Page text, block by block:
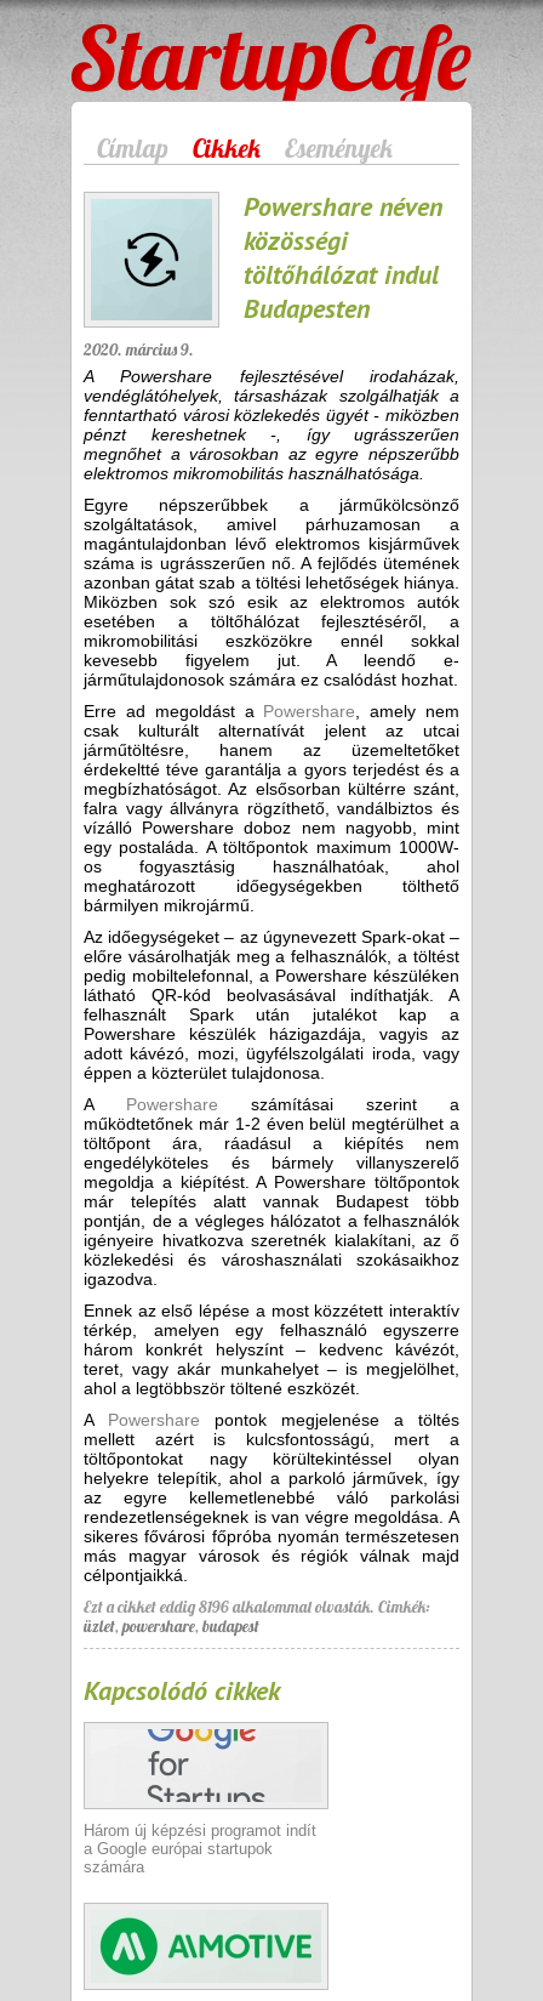
StartupCafe
Címlap Cikkek Események
Powershare néven
közösségi
töltőhálózat indul
Budapesten
2020. március 9.
A Powershare fejlesztésével irodaházak,
vendéglátóhelyek, társasházak szolgálhatják a
fenntartható városi közlekedés ügyét - miközben
pénzt kereshetnek -, így ugrásszerűen
megnőhet a városokban az egyre népszerűbb
elektromos mikromobilitás használhatósága.
Egyre népszerűbbek a járműkölcsönző
szolgáltatások, amivel párhuzamosan a
magántulajdonban lévő elektromos kisjárművek
száma is ugrásszerűen nő. A fejlődés ütemének
azonban gátat szab a töltési lehetőségek hiánya.
Miközben sok szó esik az elektromos autók
esetében a töltőhálózat fejlesztéséről, a
mikromobilitási eszközökre ennél sokkal
kevesebb figyelem jut. A leendő e-
járműtulajdonosok számára ez csalódást hozhat.
Erre ad megoldást a Powershare , amely nem
csak kulturált alternatívát jelent az utcai
járműtöltésre, hanem az üzemeltetőket
érdekeltté téve garantálja a gyors terjedést és a
megbízhatóságot. Az elsősorban kültérre szánt,
falra vagy állványra rögzíthető, vandálbiztos és
vízálló Powershare doboz nem nagyobb, mint
egy postaláda. A töltőpontok maximum 1000W-
os fogyasztásig használhatóak, ahol
meghatározott időegységekben tölthető
bármilyen mikrojármű.
Az időegységeket – az úgynevezett Spark-okat –
előre vásárolhatják meg a felhasználók, a töltést
pedig mobiltelefonnal, a Powershare készüléken
látható QR-kód beolvasásával indíthatják. A
felhasznált Spark után jutalékot kap a
Powershare készülék házigazdája, vagyis az
adott kávézó, mozi, ügyfélszolgálati iroda, vagy
éppen a közterület tulajdonosa.
A Powershare számításai szerint a
működtetőnek már 1-2 éven belül megtérülhet a
töltőpont ára, ráadásul a kiépítés nem
engedélyköteles és bármely villanyszerelő
megoldja a kiépítést. A Powershare töltőpontok
már telepítés alatt vannak Budapest több
pontján, de a végleges hálózatot a felhasználók
igényeire hivatkozva szeretnék kialakítani, az ő
közlekedési és városhasználati szokásaikhoz
igazodva.
Ennek az első lépése a most közzétett interaktív
térkép, amelyen egy felhasználó egyszerre
három konkrét helyszínt – kedvenc kávézót,
teret, vagy akár munkahelyet – is megjelölhet,
ahol a legtöbbször töltené eszközét.
A Powershare pontok megjelenése a töltés
mellett azért is kulcsfontosságú, mert a
töltőpontokat nagy körültekintéssel olyan
helyekre telepítik, ahol a parkoló járművek, így
az egyre kellemetlenebbé váló parkolási
rendezetlenségeknek is van végre megoldása. A
sikeres fővárosi főpróba nyomán természetesen
más magyar városok és régiók válnak majd
célpontjaikká.
Ezt a cikket eddig 8196 alkalommal olvasták. Cimkék:
üzlet,powershare, budapest
Kapcsolódó cikkek
Három új képzési programot indít
a Google európai startupok
számára